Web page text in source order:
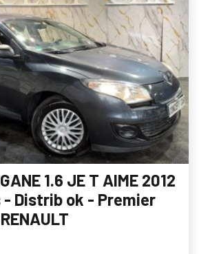
1.6 JE T AIME 2012
Distrib ok - Premier